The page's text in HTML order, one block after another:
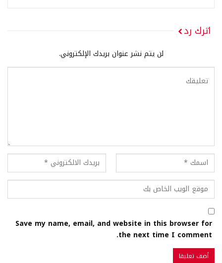
اترك رد
لن يتم نشر عنوان بريدك الإلكتروني.
Save my name, email, and website in this browser for
the next time I comment.